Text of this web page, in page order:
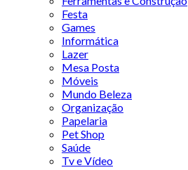
Festa
Games
Informática
Lazer
Mesa Posta
Móveis
Mundo Beleza
Organização
Papelaria
Pet Shop
Saúde
Tv e Vídeo